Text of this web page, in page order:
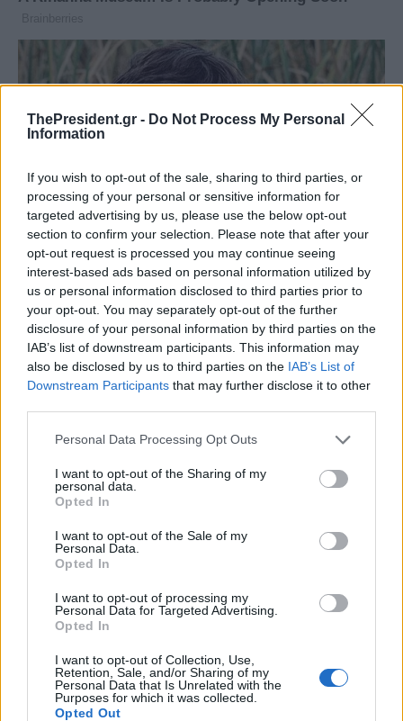
ThePresident.gr - Do Not Process My Personal
Information
If you wish to opt-out of the sale, sharing to third parties, or
processing of your personal or sensitive information for
targeted advertising by us, please use the below opt-out
section to confirm your selection. Please note that after your
opt-out request is processed you may continue seeing
interest-based ads based on personal information utilized by
us or personal information disclosed to third parties prior to
your opt-out. You may separately opt-out of the further
disclosure of your personal information by third parties on the
IAB’s list of downstream participants. This information may
also be disclosed by us to third parties on the IAB’s List of
Downstream Participants that may further disclose it to other
Personal Data Processing Opt Outs
I want to opt-out of the Sharing of my
personal data.
Opted In
I want to opt-out of the Sale of my
Personal Data.
Opted In
I want to opt-out of processing my
Personal Data for Targeted Advertising.
Opted In
I want to opt-out of Collection, Use,
Retention, Sale, and/or Sharing of my
Personal Data that Is Unrelated with the
Purposes for which it was collected.
Opted Out